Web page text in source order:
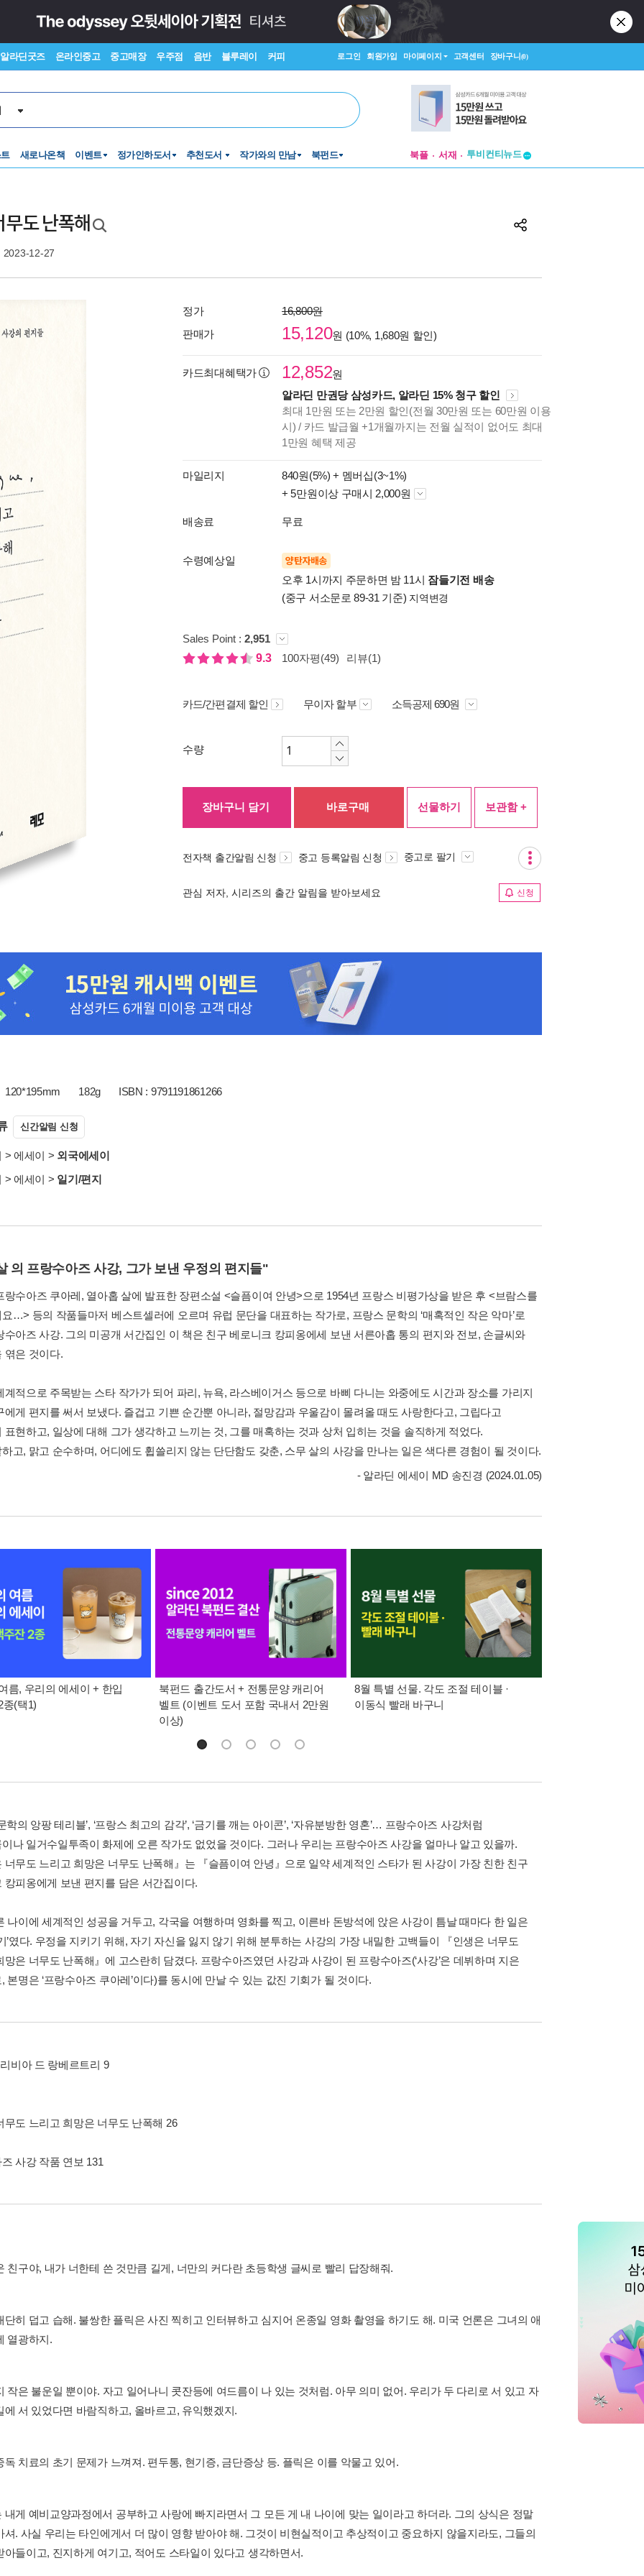
알라딘굿즈 온라인중고 중고매장 우주점 음반 블루레이 커피 로그인 회원가입 마이페이지 고객센터 장바구니(0)
새로나온책 이벤트 정가인하도서 추천도서 작가와의 만남 북펀드 북플 서재
창작플랫폼
도 난폭해
2023-12-27
정가
16,800원
판매가
15,120원 (10%, 1,680원 할인)
카드최대혜택가 12,852원
알라딘 만권당 삼성카드, 알라딘 15% 청구 할인
최대 1만원 또는 2만원 할인(전월 30만원 또는 60만원 이용
시) / 카드 발급월 +1개월까지는 전월 실적이 없어도 최대
1만원 혜택 제공
마일리지 840원(5%) + 멤버십(3~1%)
+ 5만원이상 구매시 2,000원
배송료 무료
수령예상일 양탄자배송
오후 1시까지 주문하면 밤 11시 잠들기전 배송
(중구 서소문로 89-31 기준) 지역변경
Sales Point : 2,951
9.3
100자평(49) 리뷰(1)
카드/간편결제 할인 무이자 할부 소득공제 690원
수량
장바구니 담기 바로구매 선물하기 보관함 +
전자책 출간알림 신청 중고 등록알림 신청 중고로 팔기
관심 저자, 시리즈의 출간 알림을 받아보세요 신청
120*195mm 182g ISBN : 9791191861266
신간알림 신청
> 에세이 > 외국에세이
> 에세이 > 일기/편지
의 프랑수아즈 사강, 그가 보낸 우정의 편지들"
랑수아즈 쿠아레, 열아홉 살에 발표한 장편소설 <슬픔이여 안녕>으로 1954년 프랑스 비평가상을 받은 후 <브람스를
…> 등의 작품들마저 베스트셀러에 오르며 유럽 문단을 대표하는 작가로, 프랑스 문학의 ‘매혹적인 작은 악마’로
수아즈 사강. 그의 미공개 서간집인 이 책은 친구 베로니크 캉피옹에세 보낸 서른아홉 통의 편지와 전보, 손글씨와
엮은 것이다.
계적으로 주목받는 스타 작가가 되어 파리, 뉴욕, 라스베이거스 등으로 바삐 다니는 와중에도 시간과 장소를 가리지
에게 편지를 써서 보냈다. 즐겁고 기쁜 순간뿐 아니라, 절망감과 우울감이 몰려올 때도 사랑한다고, 그립다고
표현하고, 일상에 대해 그가 생각하고 느끼는 것, 그를 매혹하는 것과 상처 입히는 것을 솔직하게 적었다.
고, 맑고 순수하며, 어디에도 휩쓸리지 않는 단단함도 갖춘, 스무 살의 사강을 만나는 일은 색다른 경험이 될 것이다.
- 알라딘 에세이 MD 송진경 (2024.01.05)
름, 우리의 에세이 + 한입
종(택1)
북펀드 출간도서 + 전통문양 캐리어
벨트 (이벤트 도서 포함 국내서 2만원
이상)
8월 특별 선물. 각도 조절 테이블 ·
이동식 빨래 바구니
학의 앙팡 테리블’, ‘프랑스 최고의 감각’, ‘금기를 깨는 아이콘’, ‘자유분방한 영혼’… 프랑수아즈 사강처럼
나 일거수일투족이 화제에 오른 작가도 없었을 것이다. 그러나 우리는 프랑수아즈 사강을 얼마나 알고 있을까.
너무도 느리고 희망은 너무도 난폭해』는 『슬픔이여 안녕』으로 일약 세계적인 스타가 된 사강이 가장 친한 친구
캉피옹에게 보낸 편지를 담은 서간집이다.
나이에 세계적인 성공을 거두고, 각국을 여행하며 영화를 찍고, 이른바 돈방석에 앉은 사강이 틈날 때마다 한 일은
’였다. 우정을 지키기 위해, 자기 자신을 잃지 않기 위해 분투하는 사강의 가장 내밀한 고백들이 『인생은 너무도
망은 너무도 난폭해』에 고스란히 담겼다. 프랑수아즈였던 사강과 사강이 된 프랑수아즈(‘사강’은 데뷔하며 지은
본명은 ‘프랑수아즈 쿠아레’이다)를 동시에 만날 수 있는 값진 기회가 될 것이다.
비아 드 랑베르트리 9
무도 느리고 희망은 너무도 난폭해 26
사강 작품 연보 131
친구야, 내가 너한테 쓴 것만큼 길게, 너만의 커다란 초등학생 글씨로 빨리 답장해줘.
단히 덥고 습해. 불쌍한 플릭은 사진 찍히고 인터뷰하고 심지어 온종일 영화 촬영을 하기도 해. 미국 언론은 그녀의 애
열광하지.
작은 불운일 뿐이야. 자고 일어나니 콧잔등에 여드름이 나 있는 것처럼. 아무 의미 없어. 우리가 두 다리로 서 있고 자
에 서 있었다면 바람직하고, 올바르고, 유익했겠지.
독 치료의 초기 문제가 느껴져. 편두통, 현기증, 금단증상 등. 플릭은 이를 악물고 있어.
내게 예비교양과정에서 공부하고 사랑에 빠지라면서 그 모든 게 내 나이에 맞는 일이라고 하더라. 그의 상식은 정말
셔. 사실 우리는 타인에게서 더 많이 영향 받아야 해. 그것이 비현실적이고 추상적이고 중요하지 않을지라도, 그들의
아들이고, 진지하게 여기고, 적어도 스타일이 있다고 생각하면서.